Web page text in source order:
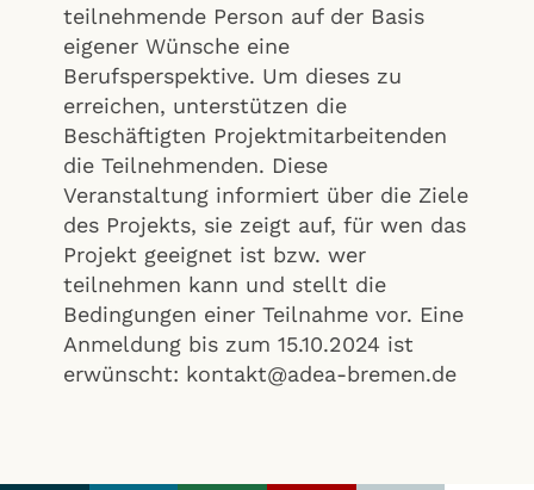
teilnehmende Person auf der Basis
eigener Wünsche eine
Berufsperspektive. Um dieses zu
erreichen, unterstützen die
Beschäftigten Projektmitarbeitenden
die Teilnehmenden. Diese
Veranstaltung informiert über die Ziele
des Projekts, sie zeigt auf, für wen das
Projekt geeignet ist bzw. wer
teilnehmen kann und stellt die
Bedingungen einer Teilnahme vor. Eine
Anmeldung bis zum 15.10.2024 ist
erwünscht: kontakt@adea-bremen.de